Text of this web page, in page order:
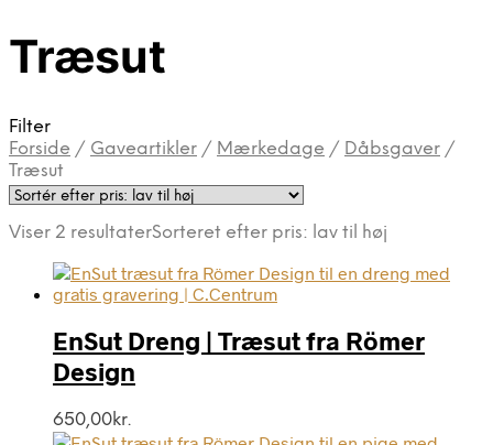
Træsut
Filter
Forside / Gaveartikler / Mærkedage / Dåbsgaver /
Træsut
Viser 2 resultaterSorteret efter pris: lav til høj
EnSut Dreng | Træsut fra Römer
Design
650,00kr.